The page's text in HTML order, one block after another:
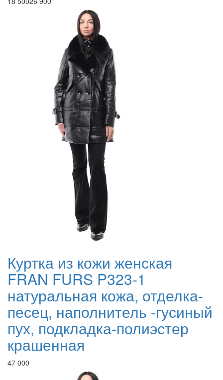
Куртка из кожи женская
FRAN FURS P323-1
натуральная кожа, отделка-
песец, наполнитель -гусиный
пух, подкладка-полиэстер
крашенная
47 000